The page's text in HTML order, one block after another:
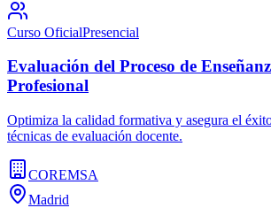
Curso OficialPresencial
Evaluación del Proceso de
Profesional
Optimiza la calidad formativa y asegura el
técnicas de evaluación docente.
COREMSA
Madrid